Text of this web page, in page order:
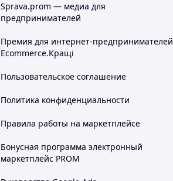
Sprava.prom — медиа для
предпринимателей
Премия для интернет-предпринимателей
Ecommerce.Кращі
Пользовательское соглашение
Политика конфиденциальности
Правила работы на маркетплейсе
Бонусная программа электронный
маркетплейс PROM